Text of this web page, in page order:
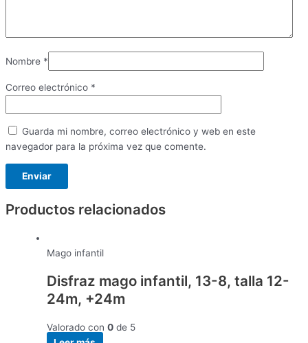
Nombre *
Correo electrónico *
Guarda mi nombre, correo electrónico y web en este
navegador para la próxima vez que comente.
Productos relacionados
Mago infantil
Disfraz mago infantil, 13-8, talla 12-
24m, +24m
Valorado con 0 de 5